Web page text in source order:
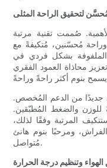
لتحقيق الراحة المثلى
صُممت تقنية مرتبة
وراحة مُحسّنين، مُتكيفةً مع
بشكل فردي في
محاذاة العمود الفقري
جديدًا من الدعم المُخصص.
والضغط المُطبّقين.
المرتبة وفقًا لذلك،
ومرحبًا بنوم هانئ
مُتواصل.
وتنظيم درجة الحرارة